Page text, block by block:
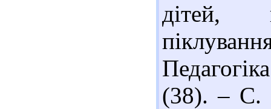
дітей,
(38). – С.